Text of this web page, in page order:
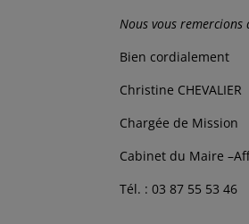
Nous vous
Bien cordialement
Christine CHEVALIER
Chargée de Mission
Cabinet du Maire
Tél. : 03 87 55 53 46